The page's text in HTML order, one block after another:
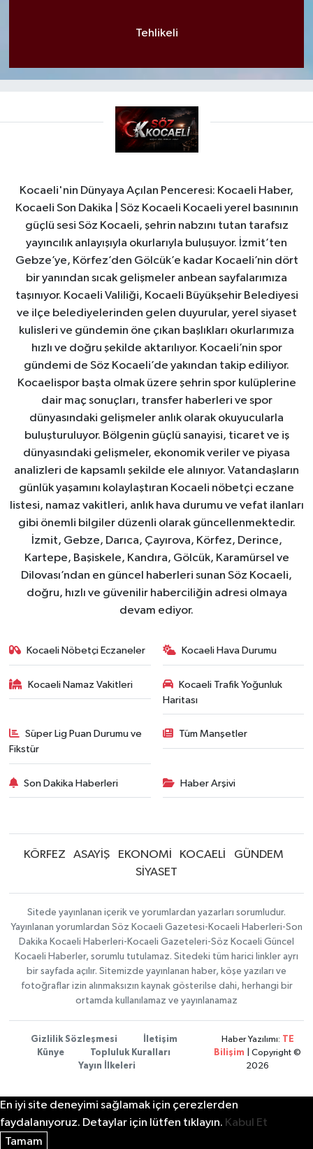
Tehlikeli
Kocaeli'nin Dünyaya Açılan Penceresi: Kocaeli Haber,
Kocaeli Son Dakika | Söz Kocaeli Kocaeli yerel basınının
güçlü sesi Söz Kocaeli, şehrin nabzını tutan tarafsız
yayıncılık anlayışıyla okurlarıyla buluşuyor. İzmit’ten
Gebze’ye, Körfez’den Gölcük’e kadar Kocaeli’nin dört
bir yanından sıcak gelişmeler anbean sayfalarımıza
taşınıyor. Kocaeli Valiliği, Kocaeli Büyükşehir Belediyesi
ve ilçe belediyelerinden gelen duyurular, yerel siyaset
kulisleri ve gündemin öne çıkan başlıkları okurlarımıza
hızlı ve doğru şekilde aktarılıyor. Kocaeli’nin spor
gündemi de Söz Kocaeli’de yakından takip ediliyor.
Kocaelispor başta olmak üzere şehrin spor kulüplerine
dair maç sonuçları, transfer haberleri ve spor
dünyasındaki gelişmeler anlık olarak okuyucularla
buluşturuluyor. Bölgenin güçlü sanayisi, ticaret ve iş
dünyasındaki gelişmeler, ekonomik veriler ve piyasa
analizleri de kapsamlı şekilde ele alınıyor. Vatandaşların
günlük yaşamını kolaylaştıran Kocaeli nöbetçi eczane
listesi, namaz vakitleri, anlık hava durumu ve vefat ilanları
gibi önemli bilgiler düzenli olarak güncellenmektedir.
İzmit, Gebze, Darıca, Çayırova, Körfez, Derince,
Kartepe, Başiskele, Kandıra, Gölcük, Karamürsel ve
Dilovası’ndan en güncel haberleri sunan Söz Kocaeli,
doğru, hızlı ve güvenilir haberciliğin adresi olmaya
devam ediyor.
Kocaeli Nöbetçi Eczaneler Kocaeli Hava Durumu
Kocaeli Namaz Vakitleri
Kocaeli Trafik Yoğunluk
Haritası
Süper Lig Puan Durumu ve
Fikstür
Tüm Manşetler
Son Dakika Haberleri Haber Arşivi
KÖRFEZ ASAYİŞ EKONOMİ KOCAELİ
GÜNDEM
SİYASET
Sitede yayınlanan içerik ve yorumlardan yazarları sorumludur.
Yayınlanan yorumlardan Söz Kocaeli Gazetesi-Kocaeli Haberleri-Son
Dakika Kocaeli Haberleri-Kocaeli Gazeteleri-Söz Kocaeli Güncel
Kocaeli Haberler, sorumlu tutulamaz. Sitedeki tüm harici linkler ayrı
bir sayfada açılır. Sitemizde yayınlanan haber, köşe yazıları ve
fotoğraflar izin alınmaksızın kaynak gösterilse dahi, herhangi bir
ortamda kullanılamaz ve yayınlanamaz
Gizlilik Sözleşmesi
İletişim
Künye
Topluluk Kuralları
Yayın İlkeleri
Haber Yazılımı:
TE
Bilişim | Copyright ©
2026
En iyi site deneyimi sağlamak için çerezlerden
faydalanıyoruz. Detaylar için lütfen tıklayın. Kabul Et
Tamam